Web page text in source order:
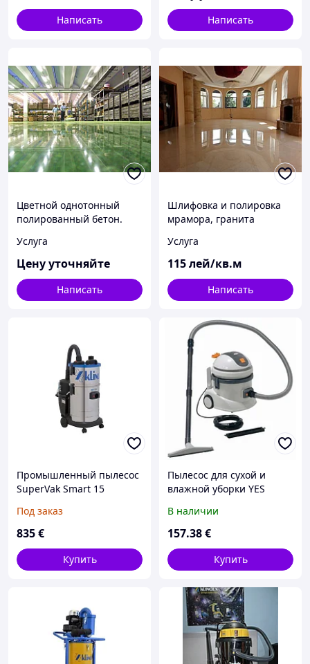
Написать Написать
Цветной однотонный
полированный бетон.
Услуга
Цену уточняйте
Написать
Шлифовка и полировка
мрамора, гранита
Услуга
115лей/кв.м
Написать
Промышленный пылесос
SuperVak Smart 15
Под заказ
835€
Купить
Пылесос для сухой и
влажной уборки YES
В наличии
157.38€
Купить